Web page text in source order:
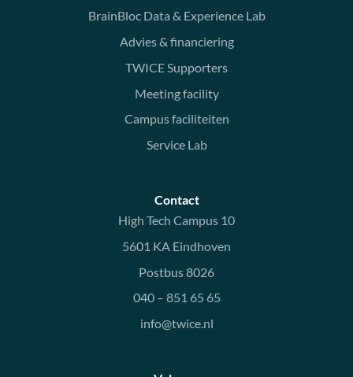
BrainBloc Data & Experience Lab
Advies & financiering
TWICE Supporters
Meeting facility
Campus faciliteiten
Service Lab
Contact
High Tech Campus 10
5601 KA Eindhoven
Postbus 8026
040 – 851 65 65
info@twice.nl